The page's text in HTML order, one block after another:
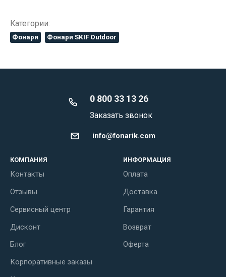
Категории:
Фонари Фонари SKIF Outdoor
0 800 33 13 26
Заказать звонок
info@fonarik.com
КОМПАНИЯ
Контакты
Отзывы
Сервисный центр
Дисконт
Блог
Корпоративные заказы
ИНФОРМАЦИЯ
Оплата
Доставка
Гарантия
Возврат
Оферта